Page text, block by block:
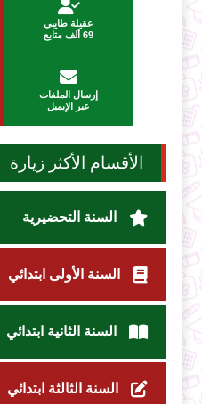
عقيلة طايبي
69 ألف متابع
إرسال الملفات
عبر الإيميل
الأقسام الأكثر زيارة
السنة التحضيرية
السنة الأولى ابتدائي
السنة الثانية ابتدائي
السنة الثالثة ابتدائي